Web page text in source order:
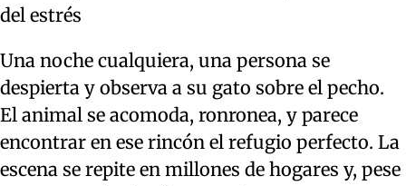
del estrés
Una noche cualquiera, una persona se
despierta y observa a su gato sobre el pecho.
El animal se acomoda, ronronea, y parece
encontrar en ese rincón el refugio perfecto. La
escena se repite en millones de hogares y, pese